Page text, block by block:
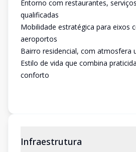
Entorno com restaurantes,
qualificadas
Mobilidade estratégica para eixos
aeroportos
Bairro residencial, com atmosfera
Estilo de vida que combina
conforto
Infraestrutura